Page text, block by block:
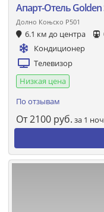
Апарт-Отель Golden
Долно Коњско Р501
6.1 км до центра
Кондиционер
Телевизор
Низкая цена
По отзывам
От2100 руб. за 1